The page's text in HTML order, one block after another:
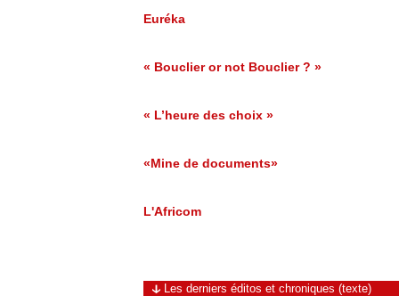
Euréka
« Bouclier or not Bouclier ? »
« L’heure des choix »
«Mine de documents»
L'Africom
Les derniers éditos et chroniques (texte)